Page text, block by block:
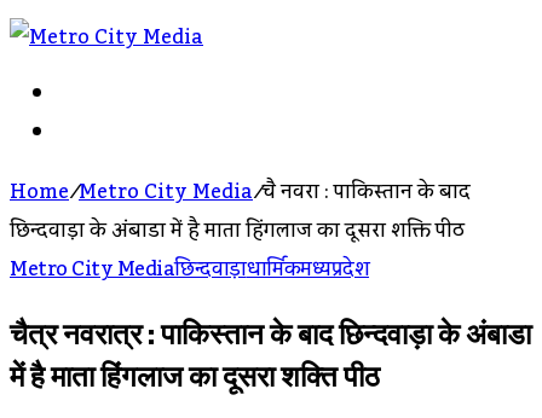
Home/Metro City Media/चैत्र नवरात्र : पाकिस्तान के बाद
छिन्दवाड़ा के अंबाडा में है माता हिंगलाज का दूसरा शक्ति पीठ
Metro City Mediaछिन्दवाड़ाधार्मिकमध्यप्रदेश
चैत्र नवरात्र : पाकिस्तान के बाद छिन्दवाड़ा के अंबाडा
में है माता हिंगलाज का दूसरा शक्ति पीठ